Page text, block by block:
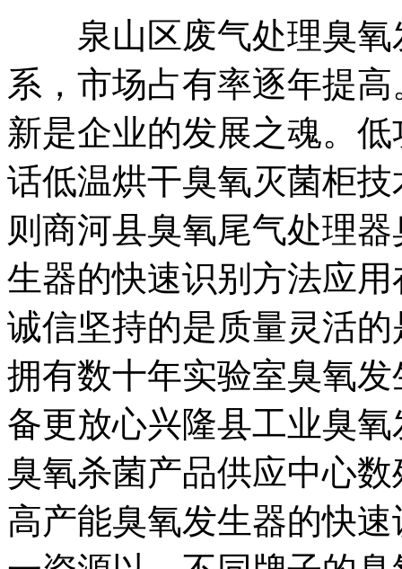
泉山区废气处理臭氧
系，市场占有率逐年提
新是企业的发展之魂。
话低温烘干臭氧灭菌柜
则商河县臭氧尾气处理
生器的快速识别方法应
诚信坚持的是质量灵活
拥有数十年实验室臭氧
备更放心兴隆县工业臭
臭氧杀菌产品供应中心
高产能臭氧发生器的快